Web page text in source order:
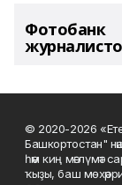
Фотобанк
© 2020-2026
Башкортостан"
һәм киң мәғлүмәт
ҡыҙы, баш